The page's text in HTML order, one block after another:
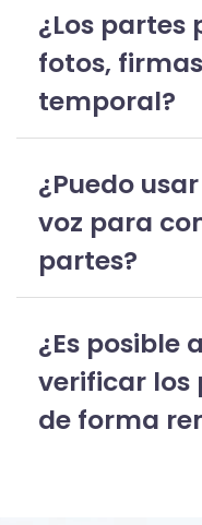
¿Los partes
fotos,
temporal?
¿Puedo
voz para
partes?
¿Es posible
verificar los
de forma